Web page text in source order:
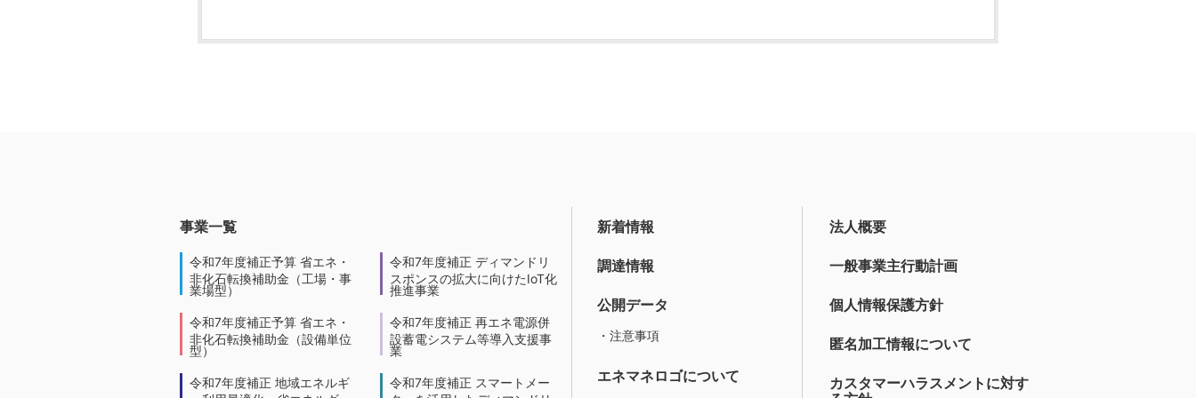
事業一覧
令和7年度補正予算 省エネ・
非化石転換補助金（工場・事
業場型）
令和7年度補正予算 省エネ・
非化石転換補助金（設備単位
型）
令和7年度補正 地域エネルギ
令和7年度補正 ディマンドリ
スポンスの拡大に向けたIoT化
推進事業
令和7年度補正 再エネ電源併
設蓄電システム等導入支援事
業
令和7年度補正 スマートメー
新着情報
調達情報
公開データ
・注意事項
エネマネロゴについて
法人概要
一般事業主行動計画
個人情報保護方針
匿名加工情報について
カスタマーハラスメントに対す